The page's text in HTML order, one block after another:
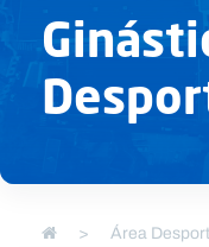
> Área